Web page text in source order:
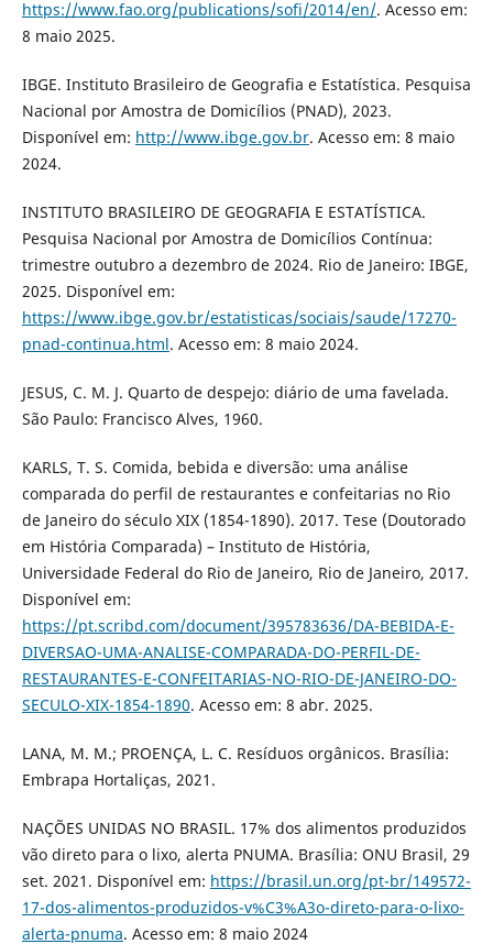
https://www.fao.org/publications/sofi/2014/en/. Acesso em:
8 maio 2025.
IBGE. Instituto Brasileiro de Geografia e Estatística. Pesquisa
Nacional por Amostra de Domicílios (PNAD), 2023.
Disponível em: http://www.ibge.gov.br. Acesso em: 8 maio
2024.
INSTITUTO BRASILEIRO DE GEOGRAFIA E ESTATÍSTICA.
Pesquisa Nacional por Amostra de Domicílios Contínua:
trimestre outubro a dezembro de 2024. Rio de Janeiro: IBGE,
2025. Disponível em:
https://www.ibge.gov.br/estatisticas/sociais/saude/17270-
pnad-continua.html. Acesso em: 8 maio 2024.
JESUS, C. M. J. Quarto de despejo: diário de uma favelada.
São Paulo: Francisco Alves, 1960.
KARLS, T. S. Comida, bebida e diversão: uma análise
comparada do perfil de restaurantes e confeitarias no Rio
de Janeiro do século XIX (1854-1890). 2017. Tese (Doutorado
em História Comparada) – Instituto de História,
Universidade Federal do Rio de Janeiro, Rio de Janeiro, 2017.
Disponível em:
https://pt.scribd.com/document/395783636/DA-BEBIDA-E-
DIVERSAO-UMA-ANALISE-COMPARADA-DO-PERFIL-DE-
RESTAURANTES-E-CONFEITARIAS-NO-RIO-DE-JANEIRO-DO-
SECULO-XIX-1854-1890. Acesso em: 8 abr. 2025.
LANA, M. M.; PROENÇA, L. C. Resíduos orgânicos. Brasília:
Embrapa Hortaliças, 2021.
NAÇÕES UNIDAS NO BRASIL. 17% dos alimentos produzidos
vão direto para o lixo, alerta PNUMA. Brasília: ONU Brasil, 29
set. 2021. Disponível em: https://brasil.un.org/pt-br/149572-
17-dos-alimentos-produzidos-v%C3%A3o-direto-para-o-lixo-
alerta-pnuma. Acesso em: 8 maio 2024